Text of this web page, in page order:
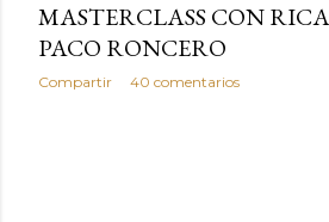
MASTERCLASS CON
PACO RONCERO
Compartir 40 comentarios